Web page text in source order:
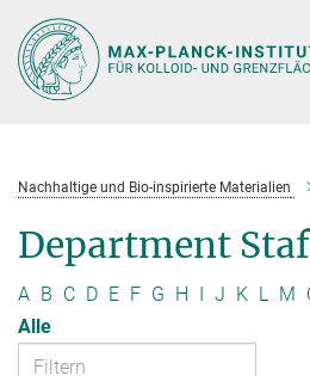
Hauptinhalt
Nachhaltige und Bio-inspirierte Materialien
Department
A B C D E F G H I J K L M
Alle